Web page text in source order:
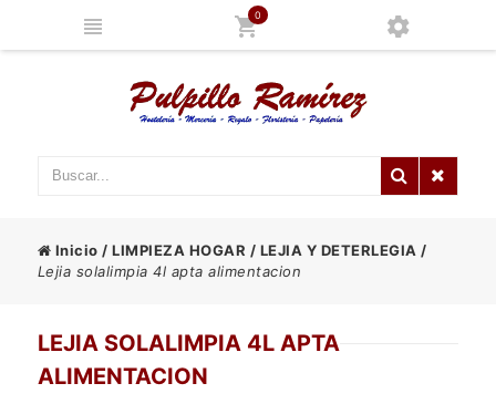
0
Inicio /LIMPIEZA HOGAR / LEJIA Y DETERLEGIA /
Lejia solalimpia 4l apta alimentacion
LEJIA SOLALIMPIA 4L APTA
ALIMENTACION